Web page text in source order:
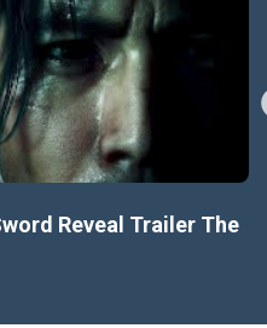
Reveal Trailer The